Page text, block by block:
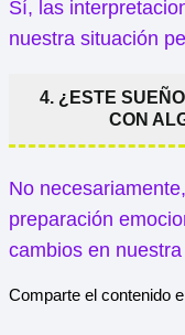
Sí, las
nuestra situación
4. ¿ESTE
CON
No
preparación
cambios en
Comparte el contenido